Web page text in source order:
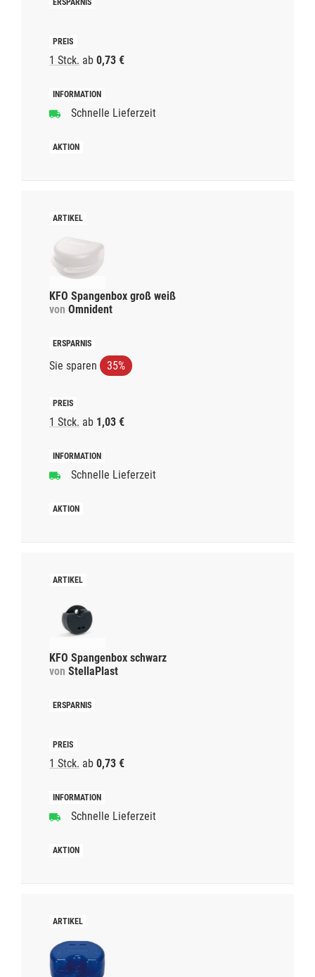
1 Stck. ab 0,73 €
Schnelle Lieferzeit
KFO Spangenbox groß weiß
von Omnident
Sie sparen 35%
1 Stck. ab 1,03 €
Schnelle Lieferzeit
KFO Spangenbox schwarz
von StellaPlast
1 Stck. ab 0,73 €
Schnelle Lieferzeit